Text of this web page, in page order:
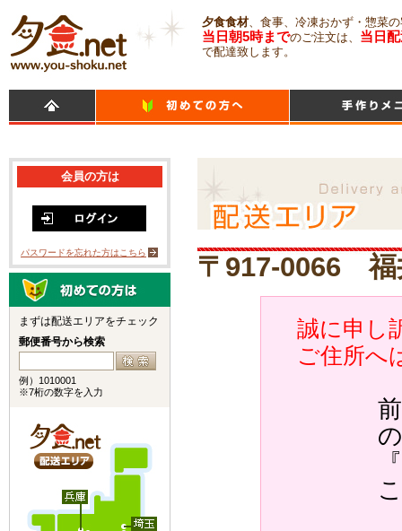
夕食食材、食事、冷凍おかず・惣菜
当日朝5時までのご注文は、 当日
で配達致します。
〒917-0066 福
誠に申し
ご住所へ
の
『
会員の方は
パスワードを忘れた方はこちら
まずは配送エリアをチェック
郵便番号から検索
例）1010001
※7桁の数字を入力